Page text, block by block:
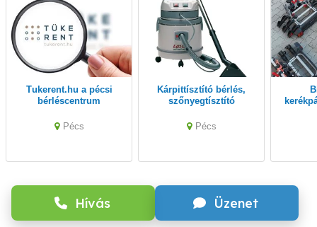
Hívás Üzenet
Tukerent.hu a pécsi
bérléscentrum
Pécs
Kárpittísztító bérlés,
szőnyegtísztító
Pécs
Biciklitartó